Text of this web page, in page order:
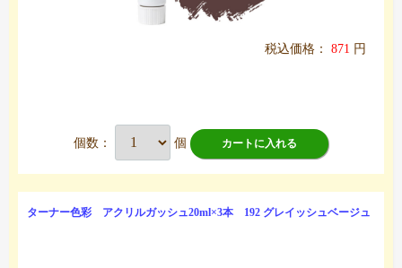
税込価格： 871 円
個数： 個 カートに入れる
ターナー色彩 アクリルガッシュ20ml×3本 192 グレイッシュベージュ